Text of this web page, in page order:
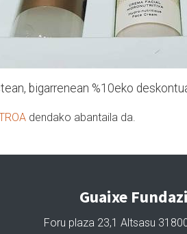
bigarrenean %10eko
dendako abantaila da.
Guaixe
Foru plaza 23,1 Altsasu